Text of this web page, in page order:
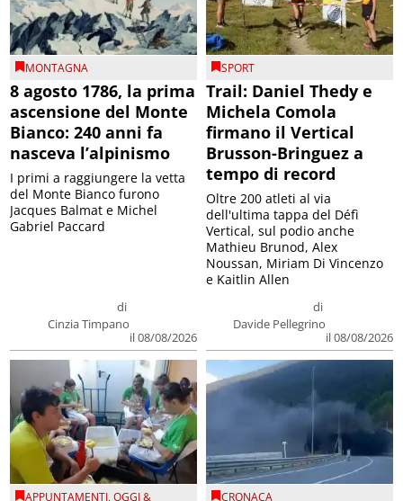
MONTAGNA
8 agosto 1786, la prima
ascensione del Monte
Bianco: 240 anni fa
nasceva l’alpinismo
di
Cinzia Timpano
il 08/08/2026
I primi a raggiungere la vetta
del Monte Bianco furono
Jacques Balmat e Michel
Gabriel Paccard
SPORT
Trail: Daniel Thedy e
Michela Comola
firmano il Vertical
Brusson-Bringuez a
tempo di record
di
Davide Pellegrino
il 08/08/2026
Oltre 200 atleti al via
dell'ultima tappa del Défì
Vertical, sul podio anche
Mathieu Brunod, Alex
Noussan, Miriam Di Vincenzo
e Kaitlin Allen
APPUNTAMENTI,OGGI & CRONACA